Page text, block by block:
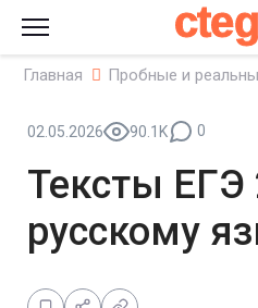
Главная Пробные и
02.05.2026 90.1K 0
Тексты ЕГЭ
русскому